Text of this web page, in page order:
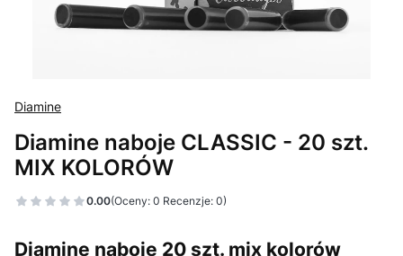
Diamine
Diamine naboje CLASSIC - 20 szt.
MIX KOLORÓW
0.00(Oceny: 0 Recenzje: 0)
Diamine naboje 20 szt. mix kolorów